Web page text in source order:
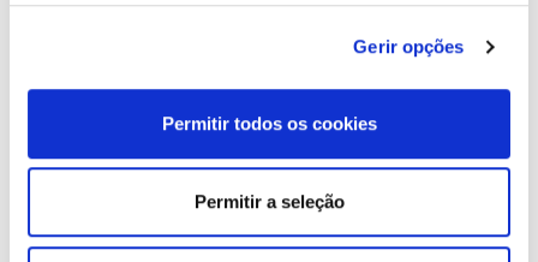
Gerir opções
Permitir todos os cookies
Permitir a seleção
precários que acolhiam os migrantes. Apesar de serem
popularmente conhecidos como Bunkers, nunca existiu
nenhum bunker no cimo, apenas a bateria antiaérea e as
suas instalações. Aceder ao local com a scooter é uma
que forma for, terá inevitavelmente de caminhar um
pouco para desfrutar destas vistas espetaculares.